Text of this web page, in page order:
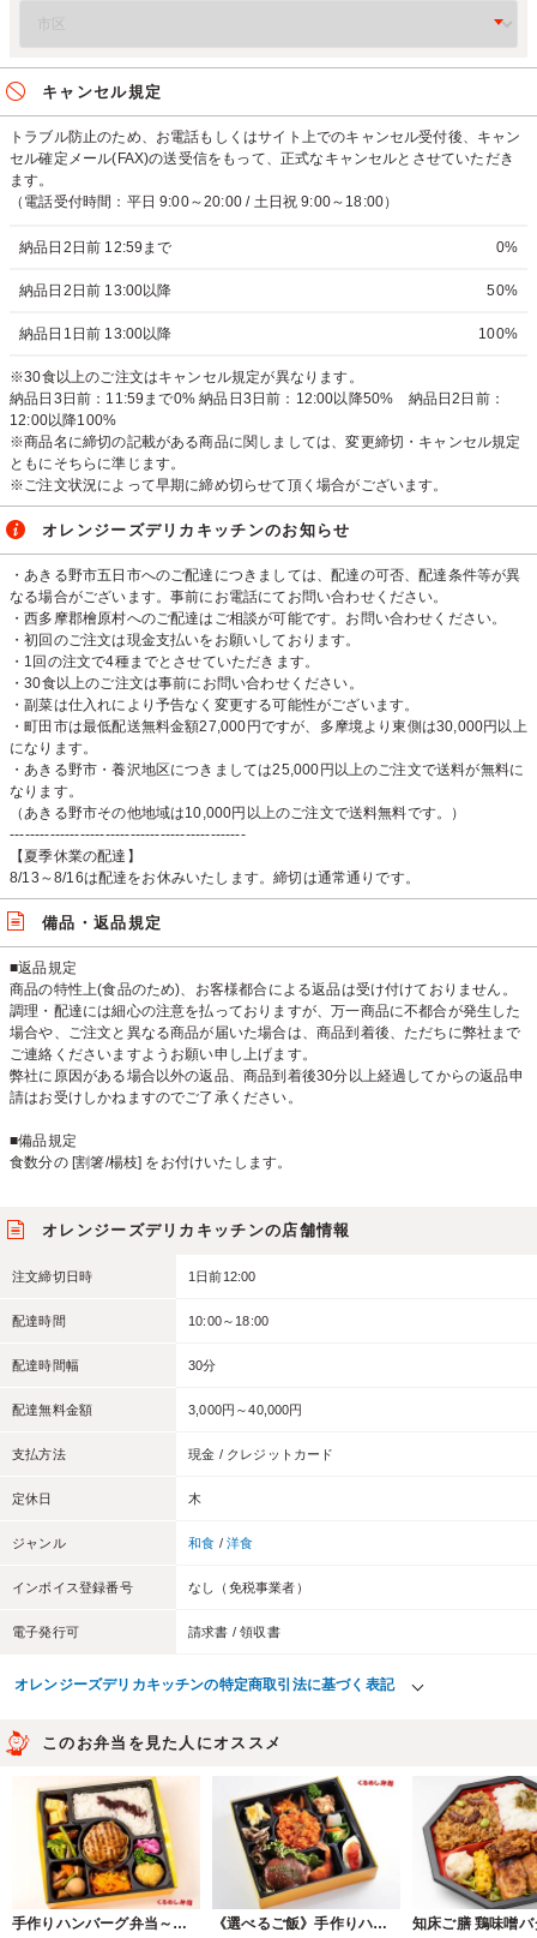
キャンセル規定
トラブル防止のため、お電話もしくはサイト上でのキャンセル受付後、キャン
セル確定メール(FAX)の送受信をもって、正式なキャンセルとさせていただき
ます。
（電話受付時間：平日 9:00～20:00 / 土日祝 9:00～18:00）
納品日2日前 12:59まで 0%
納品日2日前 13:00以降 50%
納品日1日前 13:00以降 100%
※30食以上のご注文はキャンセル規定が異なります。
納品日3日前：11:59まで0% 納品日3日前：12:00以降50% 納品日2日前：
12:00以降100%
※商品名に締切の記載がある商品に関しましては、変更締切・キャンセル規定
ともにそちらに準じます。
※ご注文状況によって早期に締め切らせて頂く場合がございます。
オレンジーズデリカキッチンのお知らせ
・あきる野市五日市へのご配達につきましては、配達の可否、配達条件等が異
なる場合がございます。事前にお電話にてお問い合わせください。
・西多摩郡檜原村へのご配達はご相談が可能です。お問い合わせください。
・初回のご注文は現金支払いをお願いしております。
・1回の注文で4種までとさせていただきます。
・30食以上のご注文は事前にお問い合わせください。
・副菜は仕入れにより予告なく変更する可能性がございます。
・町田市は最低配送無料金額27,000円ですが、多摩境より東側は30,000円以上
になります。
・あきる野市・養沢地区につきましては25,000円以上のご注文で送料が無料に
なります。
（あきる野市その他地域は10,000円以上のご注文で送料無料です。）
-----------------------------------------------
【夏季休業の配達】
8/13～8/16は配達をお休みいたします。締切は通常通りです。
備品・返品規定
■返品規定
商品の特性上(食品のため)、お客様都合による返品は受け付けておりません。
調理・配達には細心の注意を払っておりますが、万一商品に不都合が発生した
場合や、ご注文と異なる商品が届いた場合は、商品到着後、ただちに弊社まで
ご連絡くださいますようお願い申し上げます。
弊社に原因がある場合以外の返品、商品到着後30分以上経過してからの返品申
請はお受けしかねますのでご了承ください。
■備品規定
食数分の [割箸/楊枝] をお付けいたします。
オレンジーズデリカキッチンの店舗情報
注文締切日時 1日前12:00
配達時間 10:00～18:00
配達時間幅 30分
配達無料金額 3,000円～40,000円
支払方法 現金 / クレジットカード
定休日 木
ジャンル 和食 / 洋食
インボイス登録番号 なし（免税事業者）
電子発行可 請求書 / 領収書
オレンジーズデリカキッチンの特定商取引法に基づく表記
このお弁当を見た人にオススメ
手作りハンバーグ弁当～さっぱりおろしソース～
《選べるご飯》手作りハンバーグ洋風幕の内弁当
知床ご膳 鶏味噌バ